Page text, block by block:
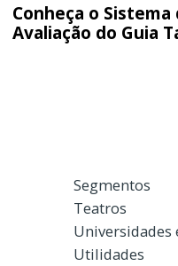
Conheça o Sistema
Avaliação do Guia
Segmentos
Teatros
Universidades
Utilidades